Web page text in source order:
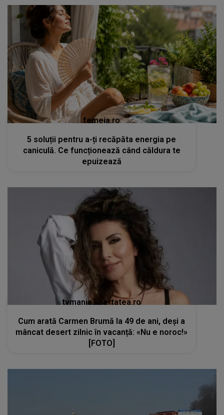
femeia.ro
5 soluții pentru a-ți recăpăta energia pe
caniculă. Ce funcționează când căldura te
epuizează
tvmania.libertatea.ro
Cum arată Carmen Brumă la 49 de ani, deși a
mâncat desert zilnic în vacanță: «Nu e noroc!»
[FOTO]